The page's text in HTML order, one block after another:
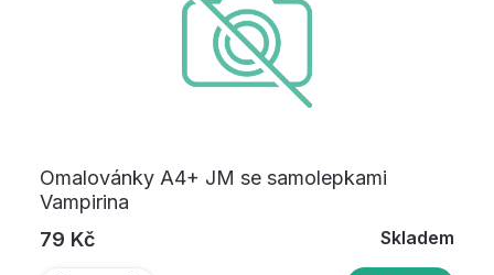
Omalovánky A4+ JM se samolepkami
Vampirina
79 Kč
Skladem